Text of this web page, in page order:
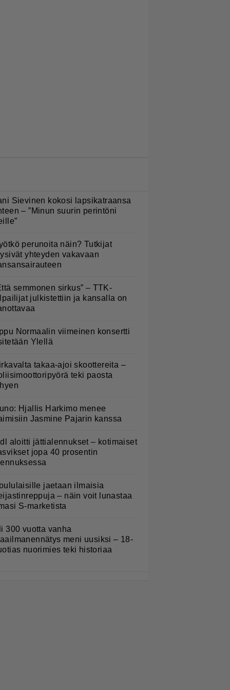
Sievinen kokosi lapsikatraansa
– ”Minun suurin perintöni
perunoita näin? Tutkijat
yhteyden vakavaan
semmonen sirkus” – TTK-
julkistettiin ja kansalla on
Normaalin viimeinen konsertti
Ylellä
takaa-ajoi skoottereita –
teki paosta
Hjallis Harkimo menee
Jasmine Pajarin kanssa
aloitti jättialennukset – kotimaiset
jopa 40 prosentin
jaetaan ilmaisia
– näin voit lunastaa
S-marketista
300 vuotta vanha
meni uusiksi – 18-
nuorimies teki historiaa